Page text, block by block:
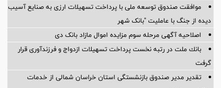
موافقت صندوق توسعه ملی با پرداخت تسهیلات ارزی به صنایع آسیب
دیده از جنگ با عاملیت "بانک شهر
اصلاحیه آگهی مرحله سوم مزایده اموال مازاد بانک دی
بانك ملت در رتبه نخست پرداخت تسهیلات ازدواج و فرزندآوری قرار
گرفت
تقدیر مدیر صندوق بازنشستگی استان خراسان شمالی از خدمات